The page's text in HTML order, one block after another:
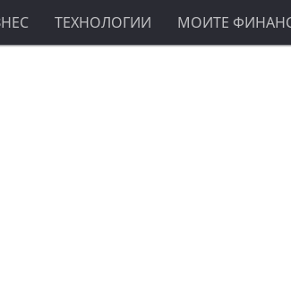
ТЕХНОЛОГИИ МОИТЕ